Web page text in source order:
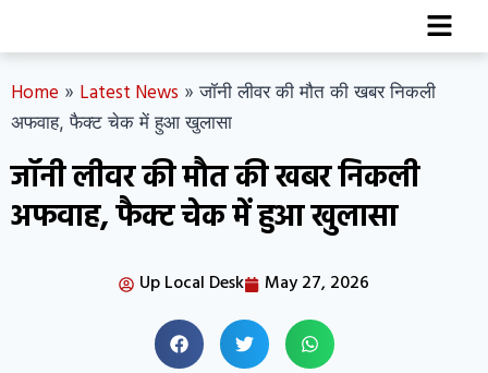
Home » Latest News » जॉनी लीवर की मौत की खबर निकली
अफवाह, फैक्ट चेक में हुआ खुलासा
जॉनी लीवर की मौत की खबर निकली
अफवाह, फैक्ट चेक में हुआ खुलासा
Up Local Desk May 27, 2026